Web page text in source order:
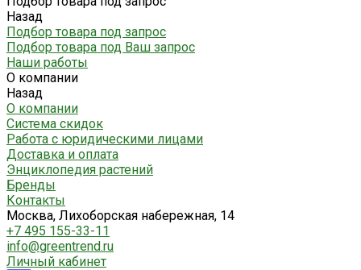
Назад
Подбор товара под запрос
Подбор товара под Ваш запрос
Наши работы
О компании
Назад
О компании
Система скидок
Работа с юридическими лицами
Доставка и оплата
Энциклопедия растений
Бренды
Контакты
Москва, Лихоборская набережная, 14
+7 495 155-33-11
info@greentrend.ru
Личный кабинет